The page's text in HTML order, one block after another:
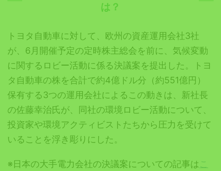
は？
トヨタ自動車に対して、欧州の資産運用会社3社
が、6月開催予定の定時株主総会を前に、気候変動
に関するロビー活動に係る決議案を提出した。トヨ
タ自動車の株を合計で約4億ドル分（約551億円）
保有する3つの運用会社によるこの動きは、新社長
の佐藤幸治氏が、同社の環境ロビー活動について、
投資家や環境アクティビストたちから圧力を受けて
いることを浮き彫りにした。
※日本の大手電力会社の決議案についての記事は こ